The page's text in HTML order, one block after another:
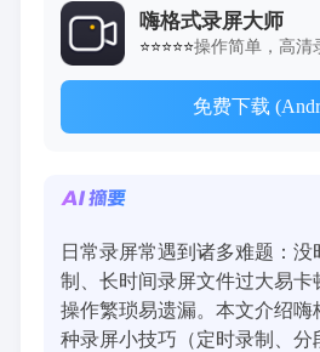
嗨格式录屏大师
⭐⭐⭐⭐⭐操作简单，高清
免费下载
日常录屏常遇到诸多难题：
制、长时间录屏文件过大易卡
操作繁琐易遗漏。本文介绍嗨
种录屏小技巧（定时录制、分